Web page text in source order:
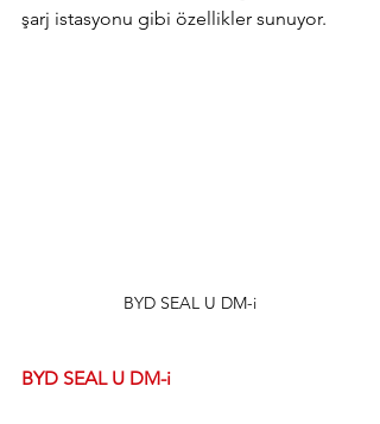
şarj istasyonu gibi özellikler sunuyor.
BYD SEAL U DM-i
BYD SEAL U DM-i